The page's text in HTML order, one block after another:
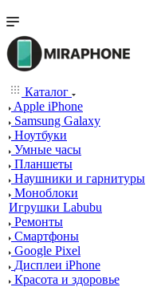
Каталог
Apple iPhone
Samsung Galaxy
Ноутбуки
Умные часы
Планшеты
Наушники и гарнитуры
Моноблоки
Игрушки Labubu
Ремонты
Смартфоны
Google Pixel
Дисплеи iPhone
Красота и здоровье